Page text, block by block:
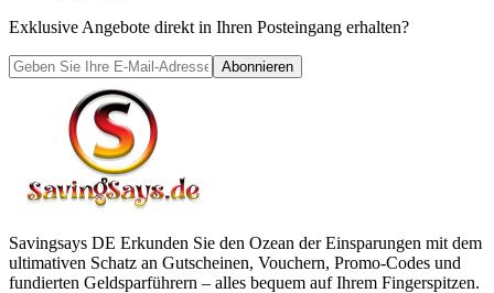
Exklusive Angebote direkt in Ihren Posteingang erhalten?
Abonnieren
Savingsays DE Erkunden Sie den Ozean der Einsparungen mit dem
ultimativen Schatz an Gutscheinen, Vouchern, Promo-Codes und
fundierten Geldsparführern – alles bequem auf Ihrem Fingerspitzen.